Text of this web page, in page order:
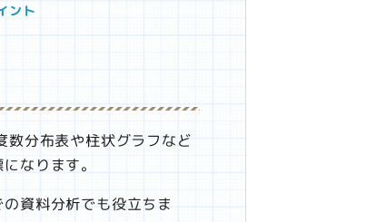
ント
数分布表や柱状グラフなど
なります。
資料分析でも役立ちま